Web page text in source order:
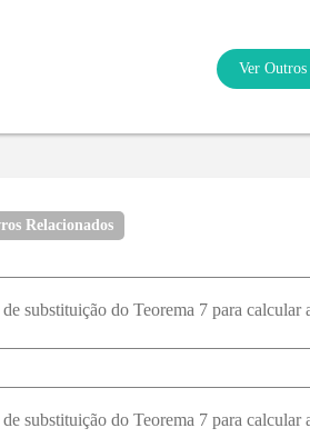
Ver
Relacionados
substituição do Teorema 7 para
substituição do Teorema 7 para calcular